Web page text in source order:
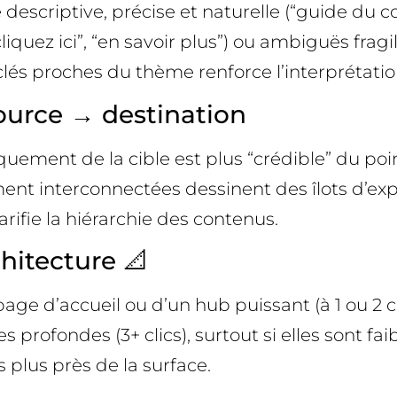
descriptive, précise et naturelle (“guide du
ici”, “en savoir plus”) ou ambiguës
proches du thème renforce
→ destination
de la cible est plus “crédible” du
interconnectées dessinent des îlots
la hiérarchie des contenus.
📐
d’accueil ou d’un hub puissant (à 1 ou 2
profondes (3+ clics), surtout si elles sont
plus près de la surface.